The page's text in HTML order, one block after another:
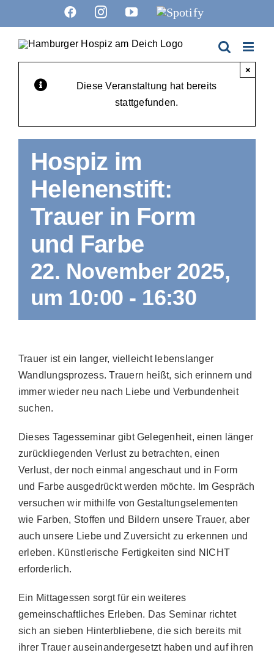
springen
FacebookInstagramYouTube
Spotify
Diese Veranstaltung hat bereits
stattgefunden.
×
Hospiz im
Helenenstift:
Trauer in Form
und Farbe
22. November 2025,
um 10:00 - 16:30
Trauer ist ein langer, vielleicht lebenslanger
Wandlungsprozess. Trauern heißt, sich erinnern und
immer wieder neu nach Liebe und Verbundenheit
suchen.
Dieses Tagesseminar gibt Gelegenheit, einen länger
zurückliegenden Verlust zu betrachten, einen
Verlust, der noch einmal angeschaut und in Form
und Farbe ausgedrückt werden möchte. Im Gespräch
versuchen wir mithilfe von Gestaltungselementen
wie Farben, Stoffen und Bildern unsere Trauer, aber
auch unsere Liebe und Zuversicht zu erkennen und
erleben. Künstlerische Fertigkeiten sind NICHT
erforderlich.
Ein Mittagessen sorgt für ein weiteres
gemeinschaftliches Erleben. Das Seminar richtet
sich an sieben Hinterbliebene, die sich bereits mit
ihrer Trauer auseinandergesetzt haben und auf ihren